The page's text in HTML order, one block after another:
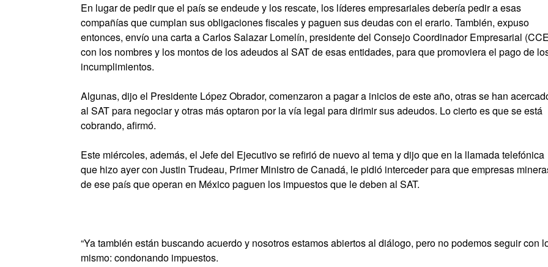
En lugar de pedir que el país se endeude y los rescate, los líderes empresariales debería pedir a esas
compañías que cumplan sus obligaciones fiscales y paguen sus deudas con el erario. También, expuso
entonces, envío una carta a Carlos Salazar Lomelín, presidente del Consejo Coordinador Empresarial
con los nombres y los montos de los adeudos al SAT de esas entidades, para que promoviera el pago de
incumplimientos.
Algunas, dijo el Presidente López Obrador, comenzaron a pagar a inicios de este año, otras se han
al SAT para negociar y otras más optaron por la vía legal para dirimir sus adeudos. Lo cierto es que se está
cobrando, afirmó.
Este miércoles, además, el Jefe del Ejecutivo se refirió de nuevo al tema y dijo que en la llamada telefónica
que hizo ayer con Justin Trudeau, Primer Ministro de Canadá, le pidió interceder para que empresas
de ese país que operan en México paguen los impuestos que le deben al SAT.
“Ya también están buscando acuerdo y nosotros estamos abiertos al diálogo, pero no podemos seguir con
mismo: condonando impuestos.